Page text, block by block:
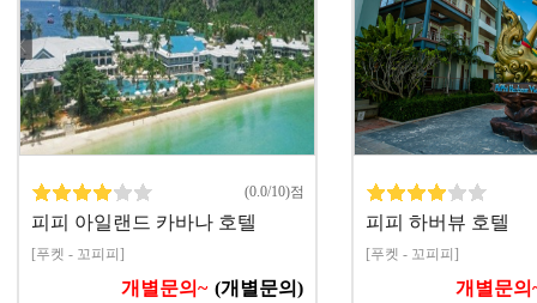
(0.0/10)점
피피 아일랜드 카바나 호텔
[푸켓 - 꼬피피]
개별문의~ (개별문의)
피피 하버뷰 호텔
[푸켓 - 꼬피피]
개별문의